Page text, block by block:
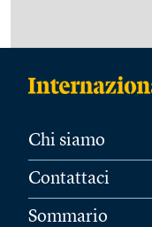
Chi siamo
Contattaci
Sommario